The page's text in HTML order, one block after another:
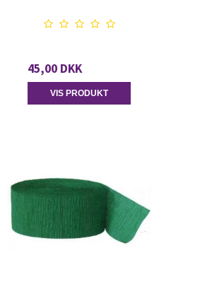
45,00 DKK
VIS PRODUKT